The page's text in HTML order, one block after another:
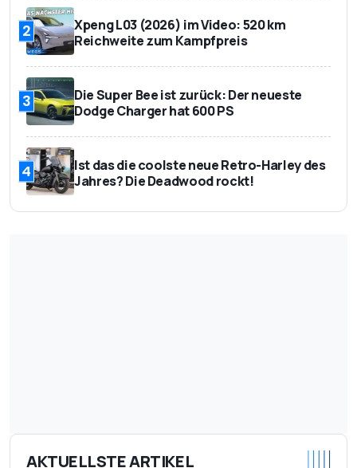
2
Xpeng L03 (2026) im Video: 520 km
Reichweite zum Kampfpreis
3
Die Super Bee ist zurück: Der neueste
Dodge Charger hat 600 PS
4
Ist das die coolste neue Retro-Harley des
Jahres? Die Deadwood rockt!
AKTUELLSTE ARTIKEL